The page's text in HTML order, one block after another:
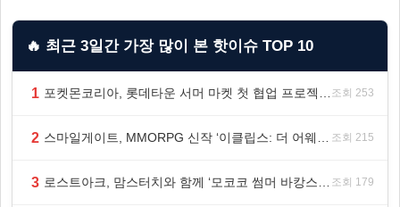
🔥 최근 3일간 가장 많이 본 핫이슈 TOP 10
1 조회 253
2 조회 215
3 조회 179